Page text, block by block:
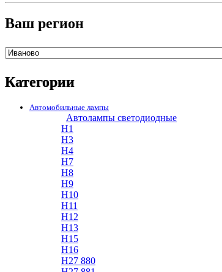
Ваш регион
Категории
Автомобильные лампы
Автолампы светодиодные
H1
H3
H4
H7
H8
H9
H10
H11
H12
H13
H15
H16
H27 880